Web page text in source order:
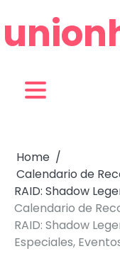
to
content
Home
Calendario de
RAID: Shadow
Calendario de
RAID: Shadow
Especiales,